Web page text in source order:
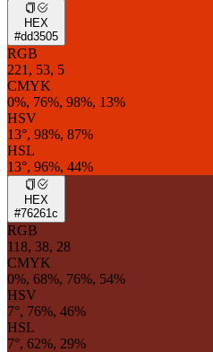
HEX
#dd3505
RGB
221, 53, 5
CMYK
0%, 76%, 98%, 13%
HSV
13°, 98%, 87%
HSL
13°, 96%, 44%
HEX
#76261c
RGB
118, 38, 28
CMYK
0%, 68%, 76%, 54%
HSV
7°, 76%, 46%
HSL
7°, 62%, 29%